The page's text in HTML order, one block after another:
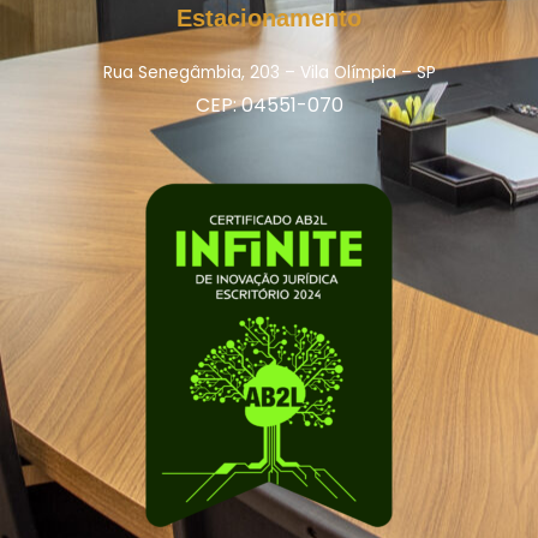
Estacionamento
Rua Senegâmbia, 203 – Vila Olímpia – SP
CEP: 04551-070